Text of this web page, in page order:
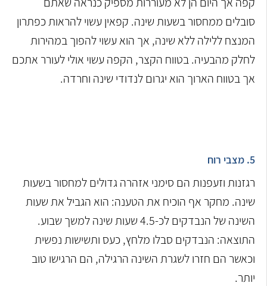
סובלים ממחסור בשעות שינה. קפאין עשוי להראות כפתרון
המנצח ללילה ללא שינה, אך הוא עשוי להפוך במהירות
לחלק מהבעיה. בטווח הקצר, הקפה עשוי אולי לעורר אתכם
אך בטווח הארוך הוא יגרום לנדודי שינה וחרדה.
5. מצבי רוח
רגזנות וזעפנות הם סימני אזהרה גדולים למחסור בשעות
שינה. מחקר אף הוכיח את הטענה: הוא הגביל את שעות
השינה של הנבדקים לכ-4.5 שעות שינה למשך שבוע.
התוצאה: הנבדקים סבלו מלחץ, כעס ותשישות נפשית
וכאשר הם חזרו לשגרת השינה הרגילה, הם הרגישו טוב
יותר.